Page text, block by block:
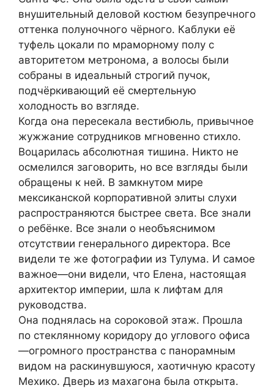
внушительный деловой костюм безупречного
оттенка полуночного чёрного. Каблуки её
туфель цокали по мраморному полу с
авторитетом метронома, а волосы были
собраны в идеальный строгий пучок,
подчёркивающий её смертельную
холодность во взгляде.
Когда она пересекала вестибюль, привычное
жужжание сотрудников мгновенно стихло.
Воцарилась абсолютная тишина. Никто не
осмелился заговорить, но все взгляды были
обращены к ней. В замкнутом мире
мексиканской корпоративной элиты слухи
распространяются быстрее света. Все знали
о ребёнке. Все знали о необъяснимом
отсутствии генерального директора. Все
видели те же фотографии из Тулума. И самое
важное—они видели, что Елена, настоящая
архитектор империи, шла к лифтам для
руководства.
Она поднялась на сороковой этаж. Прошла
по стеклянному коридору до углового офиса
—огромного пространства с панорамным
видом на раскинувшуюся, хаотичную красоту
Мехико. Дверь из махагона была открыта.